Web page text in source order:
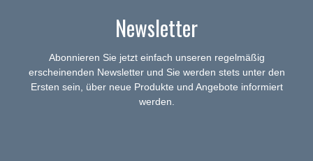
Newsletter
Abonnieren Sie jetzt einfach unseren regelmäßig
erscheinenden Newsletter und Sie werden stets unter den
Ersten sein, über neue Produkte und Angebote informiert
werden.